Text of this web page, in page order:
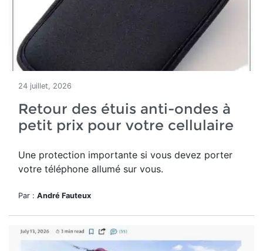
24 juillet, 2026
Retour des étuis anti-ondes à
petit prix pour votre cellulaire
Une protection importante si vous devez porter
votre téléphone allumé sur vous.
Par : André Fauteux